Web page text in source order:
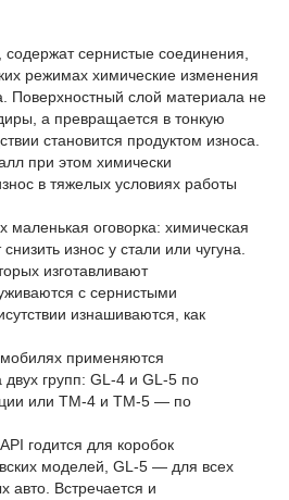
сернистые соединения,
режимах химические изменения
Поверхностный слой материала не
а превращается в тонкую
становится продуктом износа.
при этом химически
в тяжелых условиях работы
маленькая оговорка: химическая
износ у стали или чугуна.
изготавливают
с сернистыми
изнашиваются, как
применяются
групп: GL-4 и GL-5 по
или ТМ-4 и ТМ-5 — по
годится для коробок
моделей, GL-5 — для всех
авто. Встречается и